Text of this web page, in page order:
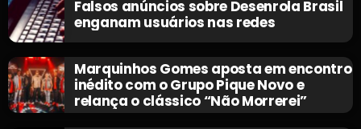
Falsos anúncios sobre Desenrola Brasil
enganam usuários nas redes
Marquinhos Gomes aposta em encontro
inédito com o Grupo Pique Novo e
relança o clássico “Não Morrerei”